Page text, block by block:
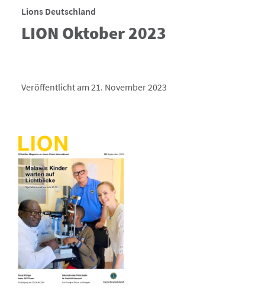
Lions Deutschland
LION Oktober 2023
Veröffentlicht am 21. November 2023